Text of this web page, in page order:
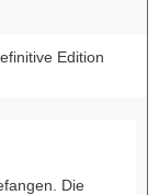
Edition
Die